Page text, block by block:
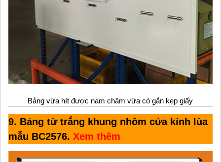
Bảng vừa hít được nam châm vừa có gắn kẹp giấy
9. Bảng từ trắng khung nhôm cửa kính lùa
mẫu BC2576. Xem thêm